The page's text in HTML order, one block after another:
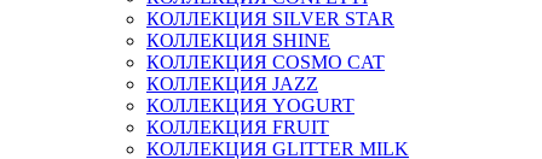
КОЛЛЕКЦИЯ SILVER STAR
КОЛЛЕКЦИЯ SHINE
КОЛЛЕКЦИЯ COSMO CAT
КОЛЛЕКЦИЯ JAZZ
КОЛЛЕКЦИЯ YOGURT
КОЛЛЕКЦИЯ FRUIT
КОЛЛЕКЦИЯ GLITTER MILK